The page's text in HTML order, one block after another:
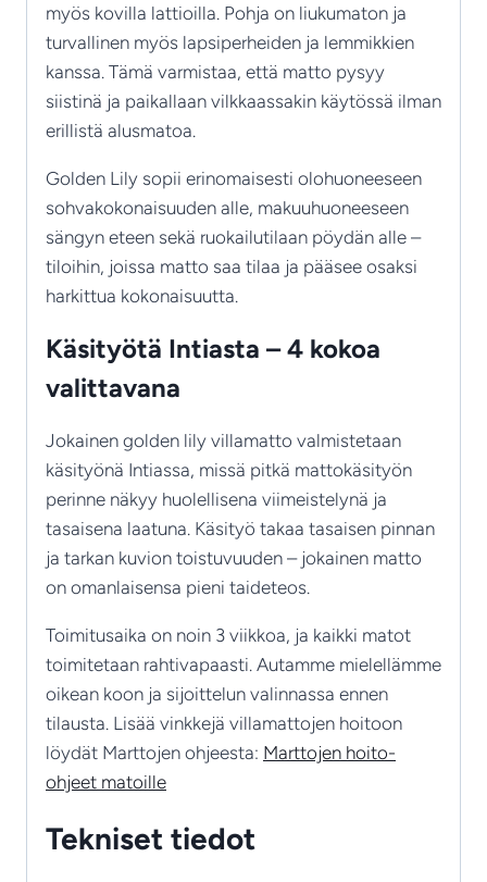
myös kovilla lattioilla. Pohja on liukumaton ja
turvallinen myös lapsiperheiden ja lemmikkien
kanssa. Tämä varmistaa, että matto pysyy
siistinä ja paikallaan vilkkaassakin käytössä ilman
erillistä alusmatoa.
Golden Lily sopii erinomaisesti olohuoneeseen
sohvakokonaisuuden alle, makuuhuoneeseen
sängyn eteen sekä ruokailutilaan pöydän alle –
tiloihin, joissa matto saa tilaa ja pääsee osaksi
harkittua kokonaisuutta.
Käsityötä Intiasta – 4 kokoa
valittavana
Jokainen golden lily villamatto valmistetaan
käsityönä Intiassa, missä pitkä mattokäsityön
perinne näkyy huolellisena viimeistelynä ja
tasaisena laatuna. Käsityö takaa tasaisen pinnan
ja tarkan kuvion toistuvuuden – jokainen matto
on omanlaisensa pieni taideteos.
Toimitusaika on noin 3 viikkoa, ja kaikki matot
toimitetaan rahtivapaasti. Autamme mielellämme
oikean koon ja sijoittelun valinnassa ennen
tilausta. Lisää vinkkejä villamattojen hoitoon
löydät Marttojen ohjeesta: Marttojen hoito-
ohjeet matoille
Tekniset tiedot